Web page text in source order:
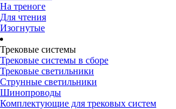
На треноге
Для чтения
Изогнутые
Трековые системы
Трековые системы в сборе
Трековые светильники
Струнные светильники
Шинопроводы
Комплектующие для трековых систем